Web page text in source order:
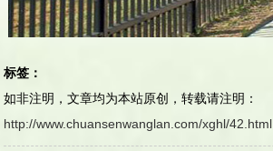
标签：
如非注明，文章均为本站原创，转载请注明：
http://www.chuansenwanglan.com/xghl/42.html